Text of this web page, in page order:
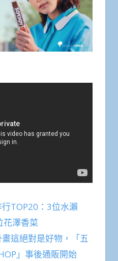
TOP20：3位水瀨
花澤香菜
這絕對是好物，「五
」事後通販開始